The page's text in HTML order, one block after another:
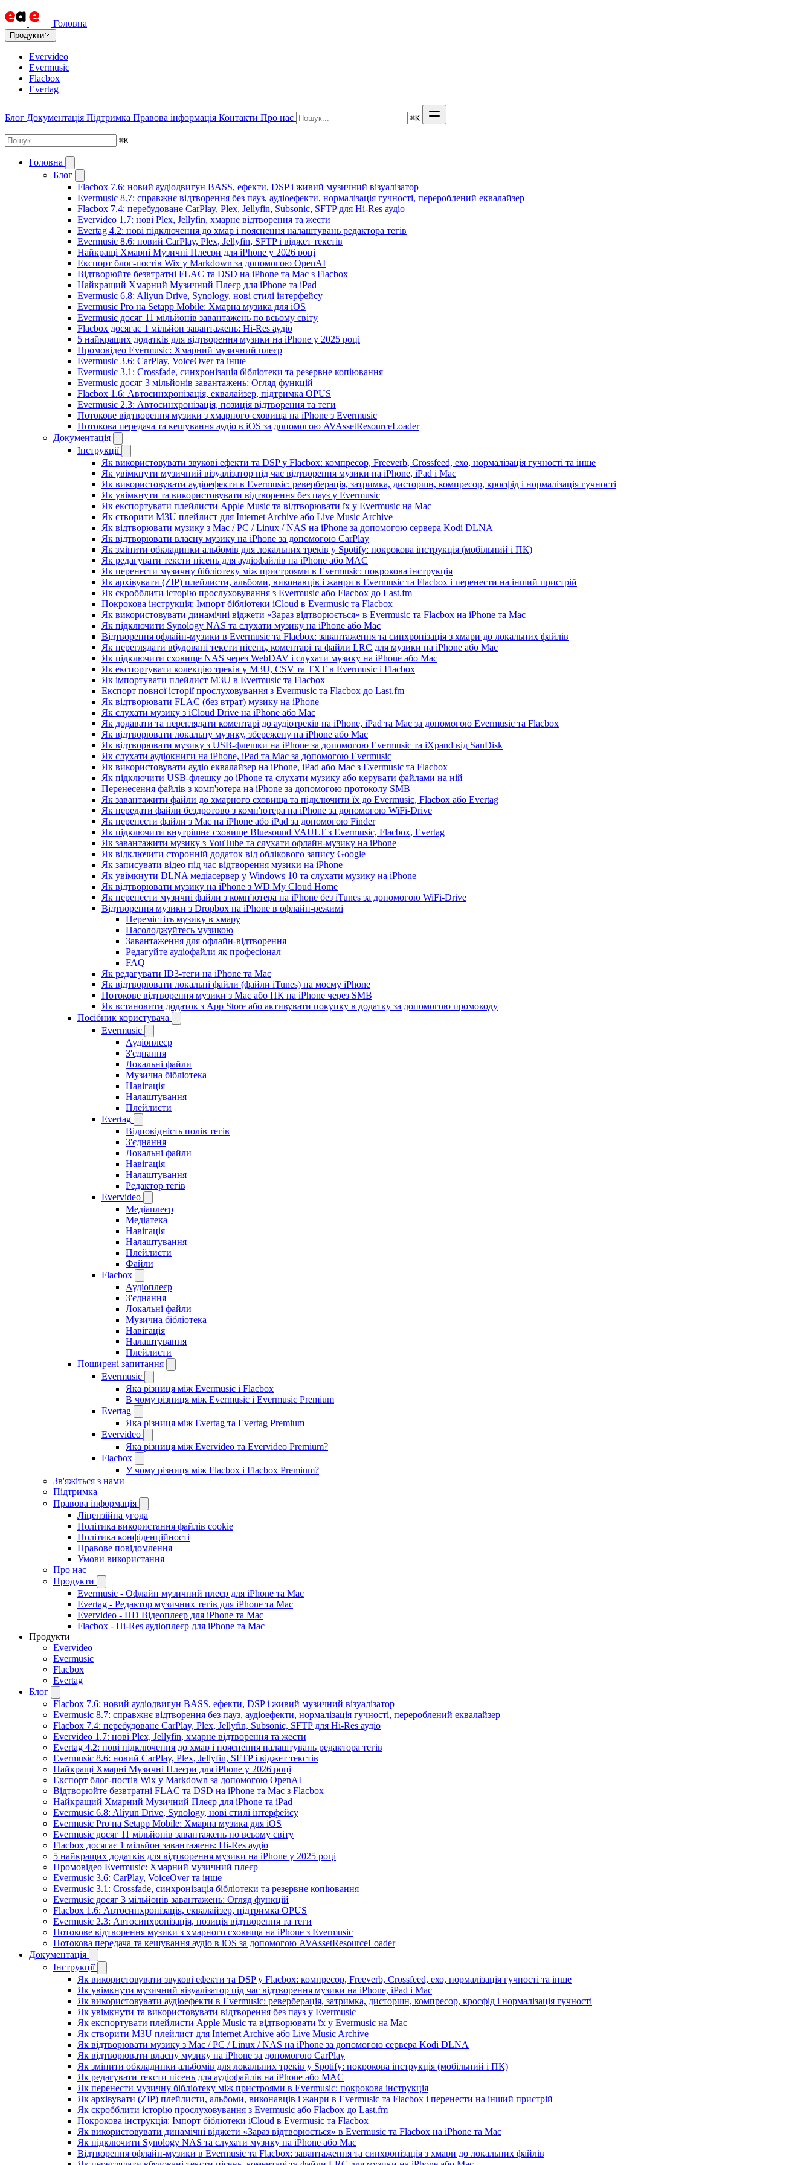
Головна
Продукти
Evervideo
Evermusic
Flacbox
Evertag
Блог Документація Підтримка Правова інформація Контакти Про нас ⌘K
⌘K
Головна
Блог
Flacbox 7.6: новий аудіодвигун BASS, ефекти, DSP і живий музичний візуалізатор
Evermusic 8.7: справжнє відтворення без пауз, аудіоефекти, нормалізація гучності, перероблений еквалайзер
Flacbox 7.4: перебудоване CarPlay, Plex, Jellyfin, Subsonic, SFTP для Hi-Res аудіо
Evervideo 1.7: нові Plex, Jellyfin, хмарне відтворення та жести
Evertag 4.2: нові підключення до хмар і пояснення налаштувань редактора тегів
Evermusic 8.6: новий CarPlay, Plex, Jellyfin, SFTP і віджет текстів
Найкращі Хмарні Музичні Плеєри для iPhone у 2026 році
Експорт блог-постів Wix у Markdown за допомогою OpenAI
Відтворюйте безвтратні FLAC та DSD на iPhone та Mac з Flacbox
Найкращий Хмарний Музичний Плеєр для iPhone та iPad
Evermusic 6.8: Aliyun Drive, Synology, нові стилі інтерфейсу
Evermusic Pro на Setapp Mobile: Хмарна музика для iOS
Evermusic досяг 11 мільйонів завантажень по всьому світу
Flacbox досягає 1 мільйон завантажень: Hi-Res аудіо
5 найкращих додатків для відтворення музики на iPhone у 2025 році
Промовідео Evermusic: Хмарний музичний плеєр
Evermusic 3.6: CarPlay, VoiceOver та інше
Evermusic 3.1: Crossfade, синхронізація бібліотеки та резервне копіювання
Evermusic досяг 3 мільйонів завантажень: Огляд функцій
Flacbox 1.6: Автосинхронізація, еквалайзер, підтримка OPUS
Evermusic 2.3: Автосинхронізація, позиція відтворення та теги
Потокове відтворення музики з хмарного сховища на iPhone з Evermusic
Потокова передача та кешування аудіо в iOS за допомогою AVAssetResourceLoader
Документація
Інструкції
Як використовувати звукові ефекти та DSP у Flacbox: компресор, Freeverb, Crossfeed, ехо, нормалізація гучності та інше
Як увімкнути музичний візуалізатор під час відтворення музики на iPhone, iPad і Mac
Як використовувати аудіоефекти в Evermusic: реверберація, затримка, дисторшн, компресор, кросфід і нормалізація гучності
Як увімкнути та використовувати відтворення без пауз у Evermusic
Як експортувати плейлисти Apple Music та відтворювати їх у Evermusic на Mac
Як створити M3U плейлист для Internet Archive або Live Music Archive
Як відтворювати музику з Mac / PC / Linux / NAS на iPhone за допомогою сервера Kodi DLNA
Як відтворювати власну музику на iPhone за допомогою CarPlay
Як змінити обкладинки альбомів для локальних треків у Spotify: покрокова інструкція (мобільний і ПК)
Як редагувати тексти пісень для аудіофайлів на iPhone або MAC
Як перенести музичну бібліотеку між пристроями в Evermusic: покрокова інструкція
Як архівувати (ZIP) плейлисти, альбоми, виконавців і жанри в Evermusic та Flacbox і перенести на інший пристрій
Як скробблити історію прослуховування з Evermusic або Flacbox до Last.fm
Покрокова інструкція: Імпорт бібліотеки iCloud в Evermusic та Flacbox
Як використовувати динамічні віджети «Зараз відтворюється» в Evermusic та Flacbox на iPhone та Mac
Як підключити Synology NAS та слухати музику на iPhone або Mac
Відтворення офлайн-музики в Evermusic та Flacbox: завантаження та синхронізація з хмари до локальних файлів
Як переглядати вбудовані тексти пісень, коментарі та файли LRC для музики на iPhone або Mac
Як підключити сховище NAS через WebDAV і слухати музику на iPhone або Mac
Як експортувати колекцію треків у M3U, CSV та TXT в Evermusic і Flacbox
Як імпортувати плейлист M3U в Evermusic та Flacbox
Експорт повної історії прослуховування з Evermusic та Flacbox до Last.fm
Як відтворювати FLAC (без втрат) музику на iPhone
Як слухати музику з iCloud Drive на iPhone або Mac
Як додавати та переглядати коментарі до аудіотреків на iPhone, iPad та Mac за допомогою Evermusic та Flacbox
Як відтворювати локальну музику, збережену на iPhone або Mac
Як відтворювати музику з USB-флешки на iPhone за допомогою Evermusic та iXpand від SanDisk
Як слухати аудіокниги на iPhone, iPad та Mac за допомогою Evermusic
Як використовувати аудіо еквалайзер на iPhone, iPad або Mac з Evermusic та Flacbox
Як підключити USB-флешку до iPhone та слухати музику або керувати файлами на ній
Перенесення файлів з комп'ютера на iPhone за допомогою протоколу SMB
Як завантажити файли до хмарного сховища та підключити їх до Evermusic, Flacbox або Evertag
Як передати файли бездротово з комп'ютера на iPhone за допомогою WiFi-Drive
Як перенести файли з Mac на iPhone або iPad за допомогою Finder
Як підключити внутрішнє сховище Bluesound VAULT з Evermusic, Flacbox, Evertag
Як завантажити музику з YouTube та слухати офлайн-музику на iPhone
Як відключити сторонній додаток від облікового запису Google
Як записувати відео під час відтворення музики на iPhone
Як увімкнути DLNA медіасервер у Windows 10 та слухати музику на iPhone
Як відтворювати музику на iPhone з WD My Cloud Home
Як перенести музичні файли з комп'ютера на iPhone без iTunes за допомогою WiFi-Drive
Відтворення музики з Dropbox на iPhone в офлайн-режимі
Перемістіть музику в хмару
Насолоджуйтесь музикою
Завантаження для офлайн-відтворення
Редагуйте аудіофайли як професіонал
FAQ
Як редагувати ID3-теги на iPhone та Mac
Як відтворювати локальні файли (файли iTunes) на моєму iPhone
Потокове відтворення музики з Mac або ПК на iPhone через SMB
Як встановити додаток з App Store або активувати покупку в додатку за допомогою промокоду
Посібник користувача
Evermusic
Аудіоплеєр
З'єднання
Локальні файли
Музична бібліотека
Навігація
Налаштування
Плейлисти
Evertag
Відповідність полів тегів
З'єднання
Локальні файли
Навігація
Налаштування
Редактор тегів
Evervideo
Медіаплеєр
Медіатека
Навігація
Налаштування
Плейлисти
Файли
Flacbox
Аудіоплеєр
З'єднання
Локальні файли
Музична бібліотека
Навігація
Налаштування
Плейлисти
Поширені запитання
Evermusic
Яка різниця між Evermusic і Flacbox
В чому різниця між Evermusic і Evermusic Premium
Evertag
Яка різниця між Evertag та Evertag Premium
Evervideo
Яка різниця між Evervideo та Evervideo Premium?
Flacbox
У чому різниця між Flacbox і Flacbox Premium?
Зв'яжіться з нами
Підтримка
Правова інформація
Ліцензійна угода
Політика використання файлів cookie
Політика конфіденційності
Правове повідомлення
Умови використання
Про нас
Продукти
Evermusic - Офлайн музичний плеєр для iPhone та Mac
Evertag - Редактор музичних тегів для iPhone та Mac
Evervideo - HD Відеоплеєр для iPhone та Mac
Flacbox - Hi-Res аудіоплеєр для iPhone та Mac
Продукти
Evervideo
Evermusic
Flacbox
Evertag
Блог
Flacbox 7.6: новий аудіодвигун BASS, ефекти, DSP і живий музичний візуалізатор
Evermusic 8.7: справжнє відтворення без пауз, аудіоефекти, нормалізація гучності, перероблений еквалайзер
Flacbox 7.4: перебудоване CarPlay, Plex, Jellyfin, Subsonic, SFTP для Hi-Res аудіо
Evervideo 1.7: нові Plex, Jellyfin, хмарне відтворення та жести
Evertag 4.2: нові підключення до хмар і пояснення налаштувань редактора тегів
Evermusic 8.6: новий CarPlay, Plex, Jellyfin, SFTP і віджет текстів
Найкращі Хмарні Музичні Плеєри для iPhone у 2026 році
Експорт блог-постів Wix у Markdown за допомогою OpenAI
Відтворюйте безвтратні FLAC та DSD на iPhone та Mac з Flacbox
Найкращий Хмарний Музичний Плеєр для iPhone та iPad
Evermusic 6.8: Aliyun Drive, Synology, нові стилі інтерфейсу
Evermusic Pro на Setapp Mobile: Хмарна музика для iOS
Evermusic досяг 11 мільйонів завантажень по всьому світу
Flacbox досягає 1 мільйон завантажень: Hi-Res аудіо
5 найкращих додатків для відтворення музики на iPhone у 2025 році
Промовідео Evermusic: Хмарний музичний плеєр
Evermusic 3.6: CarPlay, VoiceOver та інше
Evermusic 3.1: Crossfade, синхронізація бібліотеки та резервне копіювання
Evermusic досяг 3 мільйонів завантажень: Огляд функцій
Flacbox 1.6: Автосинхронізація, еквалайзер, підтримка OPUS
Evermusic 2.3: Автосинхронізація, позиція відтворення та теги
Потокове відтворення музики з хмарного сховища на iPhone з Evermusic
Потокова передача та кешування аудіо в iOS за допомогою AVAssetResourceLoader
Документація
Інструкції
Як використовувати звукові ефекти та DSP у Flacbox: компресор, Freeverb, Crossfeed, ехо, нормалізація гучності та інше
Як увімкнути музичний візуалізатор під час відтворення музики на iPhone, iPad і Mac
Як використовувати аудіоефекти в Evermusic: реверберація, затримка, дисторшн, компресор, кросфід і нормалізація гучності
Як увімкнути та використовувати відтворення без пауз у Evermusic
Як експортувати плейлисти Apple Music та відтворювати їх у Evermusic на Mac
Як створити M3U плейлист для Internet Archive або Live Music Archive
Як відтворювати музику з Mac / PC / Linux / NAS на iPhone за допомогою сервера Kodi DLNA
Як відтворювати власну музику на iPhone за допомогою CarPlay
Як змінити обкладинки альбомів для локальних треків у Spotify: покрокова інструкція (мобільний і ПК)
Як редагувати тексти пісень для аудіофайлів на iPhone або MAC
Як перенести музичну бібліотеку між пристроями в Evermusic: покрокова інструкція
Як архівувати (ZIP) плейлисти, альбоми, виконавців і жанри в Evermusic та Flacbox і перенести на інший пристрій
Як скробблити історію прослуховування з Evermusic або Flacbox до Last.fm
Покрокова інструкція: Імпорт бібліотеки iCloud в Evermusic та Flacbox
Як використовувати динамічні віджети «Зараз відтворюється» в Evermusic та Flacbox на iPhone та Mac
Як підключити Synology NAS та слухати музику на iPhone або Mac
Відтворення офлайн-музики в Evermusic та Flacbox: завантаження та синхронізація з хмари до локальних файлів